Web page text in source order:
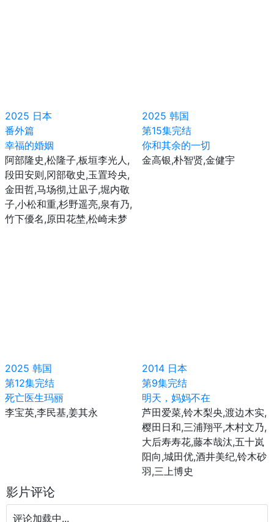
2025 日本
番外篇
幸福的婚姻
阿部隆史,松隆子,板垣李光人,
段田安则,冈部敬史,玉置玲央,
金田哲,马场彻,辻凪子,堀内敬
子,小松和重,杉野遥亮,泉有乃,
竹下優名,原田花埜,松崎未梦
2025 韩国
第15集完结
你和其余的一切
金高银,朴智贤,金健宇
2025 韩国
第12集完结
死亡医生玛丽
李宝英,李民基,姜其永
2014 日本
第9集完结
明天，妈妈不在
芦田爱菜,铃木梨央,渡边木实,
樱田日和,三浦翔平,木村文乃,
大后寿寿花,藤本哉汰,五十岚
阳向,城田优,酒井美纪,铃木砂
羽,三上博史
影片评论
评论加载中...